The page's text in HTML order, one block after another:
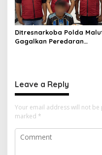
Ditresnarkoba Polda
Gagalkan Peredaran
Leave a Reply
Your email address will not be
marked *